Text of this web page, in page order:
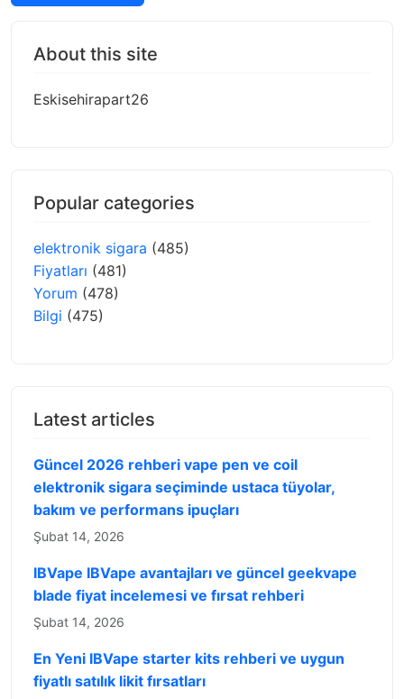
About this site
Eskisehirapart26
Popular categories
elektronik sigara (485)
Fiyatları (481)
Yorum (478)
Bilgi (475)
Latest articles
Güncel 2026 rehberi vape pen ve coil
elektronik sigara seçiminde ustaca tüyolar,
bakım ve performans ipuçları
Şubat 14, 2026
IBVape IBVape avantajları ve güncel geekvape
blade fiyat incelemesi ve fırsat rehberi
Şubat 14, 2026
En Yeni IBVape starter kits rehberi ve uygun
fiyatlı satılık likit fırsatları